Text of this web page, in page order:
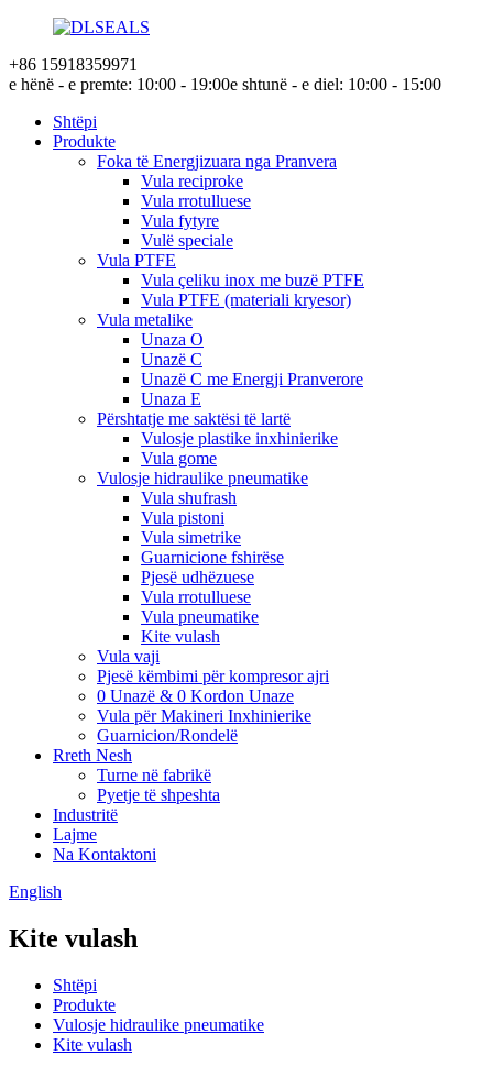
+86 15918359971
e hënë - e premte: 10:00 - 19:00e shtunë - e diel: 10:00 - 15:00
Shtëpi
Produkte
Foka të Energjizuara nga Pranvera
Vula reciproke
Vula rrotulluese
Vula fytyre
Vulë speciale
Vula PTFE
Vula çeliku inox me buzë PTFE
Vula PTFE (materiali kryesor)
Vula metalike
Unaza O
Unazë C
Unazë C me Energji Pranverore
Unaza E
Përshtatje me saktësi të lartë
Vulosje plastike inxhinierike
Vula gome
Vulosje hidraulike pneumatike
Vula shufrash
Vula pistoni
Vula simetrike
Guarnicione fshirëse
Pjesë udhëzuese
Vula rrotulluese
Vula pneumatike
Kite vulash
Vula vaji
Pjesë këmbimi për kompresor ajri
0 Unazë & 0 Kordon Unaze
Vula për Makineri Inxhinierike
Guarnicion/Rondelë
Rreth Nesh
Turne në fabrikë
Pyetje të shpeshta
Industritë
Lajme
Na Kontaktoni
English
Kite vulash
Shtëpi
Produkte
Vulosje hidraulike pneumatike
Kite vulash